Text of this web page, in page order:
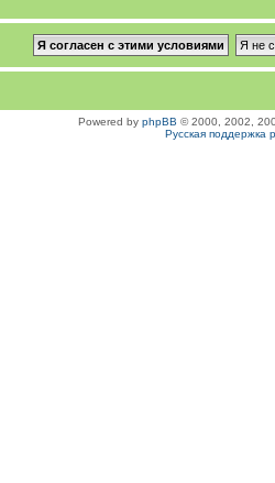
Powered by phpBB © 2000, 2002,
Русская поддержка